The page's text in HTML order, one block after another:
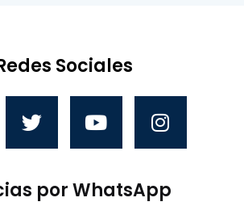
Sociales
por WhatsApp